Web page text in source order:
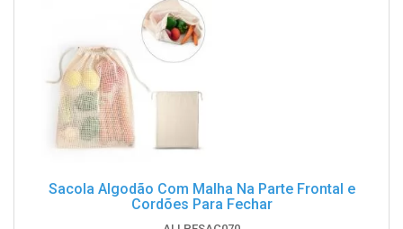
Sacola Algodão Com Malha Na Parte Frontal e
Cordões Para Fechar